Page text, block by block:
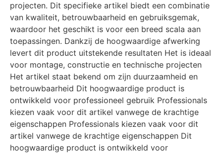
projecten. Dit specifieke artikel biedt een combinatie
van kwaliteit, betrouwbaarheid en gebruiksgemak,
waardoor het geschikt is voor een breed scala aan
toepassingen. Dankzij de hoogwaardige afwerking
levert dit product uitstekende resultaten Het is ideaal
voor montage, constructie en technische projecten
Het artikel staat bekend om zijn duurzaamheid en
betrouwbaarheid Dit hoogwaardige product is
ontwikkeld voor professioneel gebruik Professionals
kiezen vaak voor dit artikel vanwege de krachtige
eigenschappen Professionals kiezen vaak voor dit
artikel vanwege de krachtige eigenschappen Dit
hoogwaardige product is ontwikkeld voor